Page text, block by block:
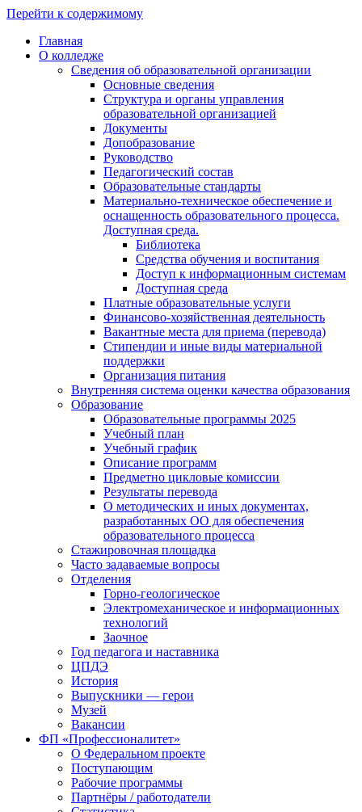
Перейти к содержимому
Главная
О колледже
Сведения об образовательной организации
Основные сведения
Структура и органы управления
образовательной организацией
Документы
Допобразование
Руководство
Педагогический состав
Образовательные стандарты
Материально-техническое обеспечение и
оснащенность образовательного процесса.
Доступная среда.
Библиотека
Средства обучения и воспитания
Доступ к информационным системам
Доступная среда
Платные образовательные услуги
Финансово-хозяйственная деятельность
Вакантные места для приема (перевода)
Стипендии и иные виды материальной
поддержки
Организация питания
Внутренняя система оценки качества образования
Образование
Образовательные программы 2025
Учебный план
Учебный график
Описание программ
Предметно цикловые комиссии
Результаты перевода
О методических и иных документах,
разработанных ОО для обеспечения
образовательного процесса
Стажировочная площадка
Часто задаваемые вопросы
Отделения
Горно-геологическое
Электромеханическое и информационных
технологий
Заочное
Год педагога и наставника
ЦПДЭ
История
Выпускники — герои
Музей
Вакансии
ФП «Профессионалитет»
О Федеральном проекте
Поступающим
Рабочие программы
Партнёры / работодатели